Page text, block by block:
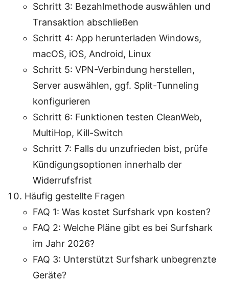
Schritt 3: Bezahlmethode auswählen und
Transaktion abschließen
Schritt 4: App herunterladen Windows,
macOS, iOS, Android, Linux
Schritt 5: VPN-Verbindung herstellen,
Server auswählen, ggf. Split-Tunneling
konfigurieren
Schritt 6: Funktionen testen CleanWeb,
MultiHop, Kill-Switch
Schritt 7: Falls du unzufrieden bist, prüfe
Kündigungsoptionen innerhalb der
Widerrufsfrist
Häufig gestellte Fragen
FAQ 1: Was kostet Surfshark vpn kosten?
FAQ 2: Welche Pläne gibt es bei Surfshark
im Jahr 2026?
FAQ 3: Unterstützt Surfshark unbegrenzte
Geräte?